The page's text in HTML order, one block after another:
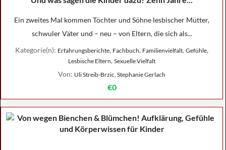
Ein zweites Mal kommen Töchter und Söhne lesbischer Mütter,
schwuler Väter und – neu – von Eltern, die sich als...
Kategorie(n): Erfahrungsberichte, Fachbuch, Familienvielfalt, Gefühle,
Lesbische Eltern, Sexuelle Vielfalt
Von: Uli Streib-Brzic, Stephanie Gerlach
€0